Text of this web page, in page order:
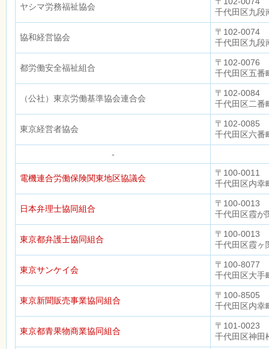
ヤシマ労務福祉協会
千代田区九
協和経営協会
〒102-0074
千代田区九
都労働安全福祉組合
〒102-0076
千代田区五
（公社）東京労働基準協会連合会
〒102-0084
千代田区二番
東京経営者協会
〒102-0085
千代田区六
-
電機連合労働保険関東地区協議会
〒100-0011
千代田区内
日本弁理士協同組合
〒100-0013
千代田区霞
東京都弁護士協同組合
〒100-0013
千代田区霞
東京サンケイ会
〒100-8077
千代田区大
東京新聞販売事業協同組合
〒100-8505
千代田区内
東京都青果物商業協同組合
〒101-0023
千代田区神